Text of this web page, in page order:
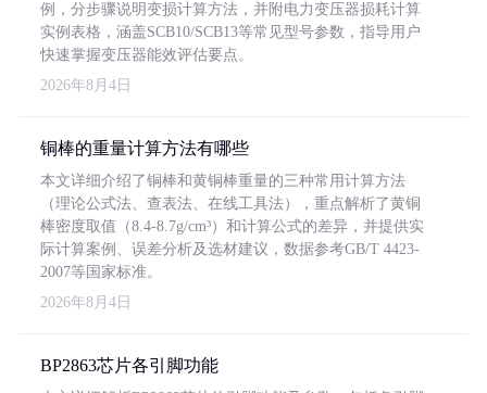
例，分步骤说明变损计算方法，并附电力变压器损耗计算
实例表格，涵盖SCB10/SCB13等常见型号参数，指导用户
快速掌握变压器能效评估要点。
2026年8月4日
铜棒的重量计算方法有哪些
本文详细介绍了铜棒和黄铜棒重量的三种常用计算方法
（理论公式法、查表法、在线工具法），重点解析了黄铜
棒密度取值（8.4-8.7g/cm³）和计算公式的差异，并提供实
际计算案例、误差分析及选材建议，数据参考GB/T 4423-
2007等国家标准。
2026年8月4日
BP2863芯片各引脚功能